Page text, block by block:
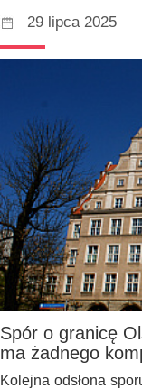
29 lipca 2025
Spór o granicę
ma żadnego
Kolejna odsłona